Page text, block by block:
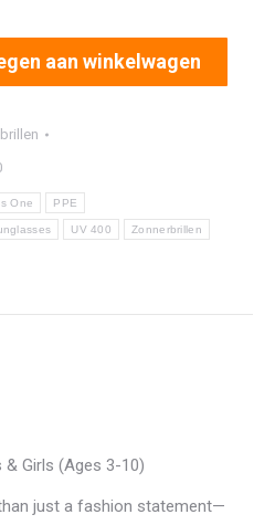
aan winkelwagen
One PPE
UV 400 Zonnerbrillen
Girls (Ages 3-10)
just a fashion statement—